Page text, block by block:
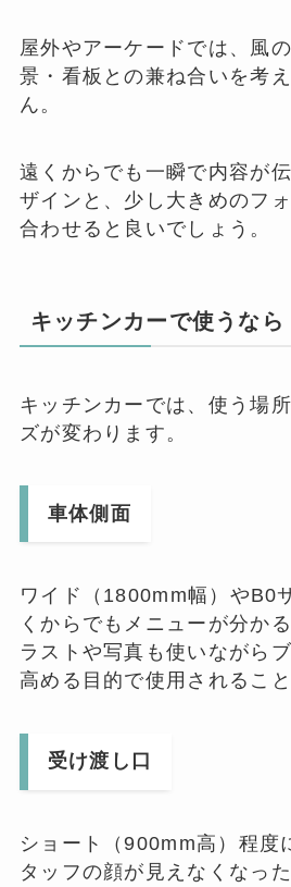
屋外やアーケードでは、風
景・看板との兼ね合いを考
ん。
遠くからでも一瞬で内容が
ザインと、少し大きめのフ
合わせると良いでしょう。
キッチンカーで使うなら
キッチンカーでは、使う場
ズが変わります。
車体側面
ワイド（1800mm幅）やB0
くからでもメニューが分か
ラストや写真も使いながら
高める目的で使用されるこ
受け渡し口
ショート（900mm高）程度
タッフの顔が見えなくなっ